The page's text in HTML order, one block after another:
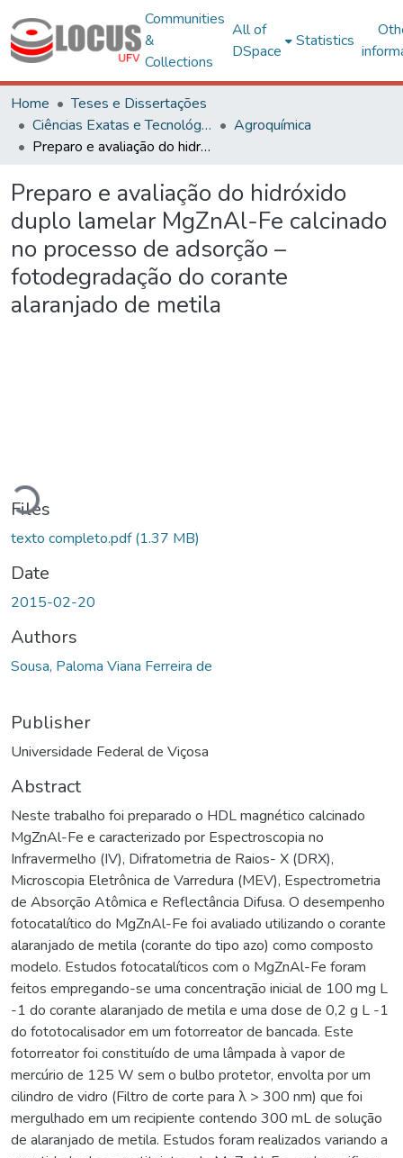
Communities
&
Collections
All of
DSpace
Statistics
Home
Teses e Dissertações
Ciências Exatas e Tecnológicas
Agroquímica
Preparo e avaliação do hidróxido duplo lamelar MgZnAl-Fe calcinado no processo de adsorção – fotodegradação do corante alaranjado de metila
Preparo e avaliação do hidróxido
duplo lamelar MgZnAl-Fe calcinado
no processo de adsorção –
fotodegradação do corante
alaranjado de metila
Loading...
Files
texto completo.pdf(1.37 MB)
Date
2015-02-20
Authors
Sousa, Paloma Viana Ferreira de
Publisher
Universidade Federal de Viçosa
Abstract
Neste trabalho foi preparado o HDL magnético calcinado
MgZnAl-Fe e caracterizado por Espectroscopia no
Infravermelho (IV), Difratometria de Raios- X (DRX),
Microscopia Eletrônica de Varredura (MEV), Espectrometria
de Absorção Atômica e Reflectância Difusa. O desempenho
fotocatalítico do MgZnAl-Fe foi avaliado utilizando o corante
alaranjado de metila (corante do tipo azo) como composto
modelo. Estudos fotocatalíticos com o MgZnAl-Fe foram
feitos empregando-se uma concentração inicial de 100 mg L
-1 do corante alaranjado de metila e uma dose de 0,2 g L -1
do fototocalisador em um fotorreator de bancada. Este
fotorreator foi constituído de uma lâmpada à vapor de
mercúrio de 125 W sem o bulbo protetor, envolta por um
cilindro de vidro (Filtro de corte para λ > 300 nm) que foi
mergulhado em um recipiente contendo 300 mL de solução
de alaranjado de metila. Estudos foram realizados variando a